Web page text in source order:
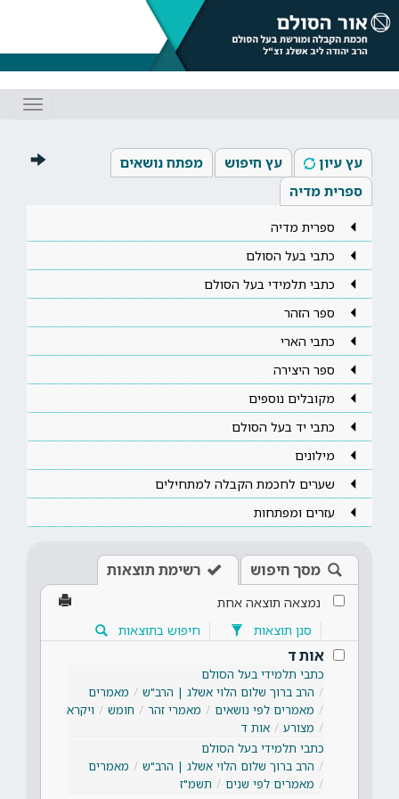
עץ עיון עץ חיפוש
מפתח נושאים
ספרית מדיה
ספרית מדיה
כתבי בעל הסולם
כתבי תלמידי בעל הסולם
ספר הזהר
כתבי הארי
ספר היצירה
מקובלים נוספים
כתבי יד בעל הסולם
מילונים
שערים לחכמת הקבלה למתחילים
עזרים ומפתחות
מסך חיפוש רשימת תוצאות
נמצאה תוצאה אחת
סנן תוצאות
חיפוש בתוצאות
אות ד
כתבי תלמידי בעל הסולם
הרב ברוך שלום הלוי אשלג | הרב"ש
מאמרים
מאמרים לפי נושאים
מאמרי זהר חומש
ויקרא
מצורע
אות ד
כתבי תלמידי בעל הסולם
הרב ברוך שלום הלוי אשלג | הרב"ש
מאמרים
מאמרים לפי שנים
תשמ"ז